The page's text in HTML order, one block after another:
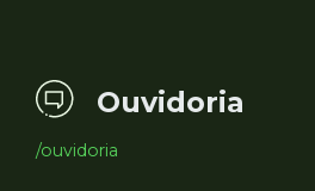
Ouvidoria
/ouvidoria